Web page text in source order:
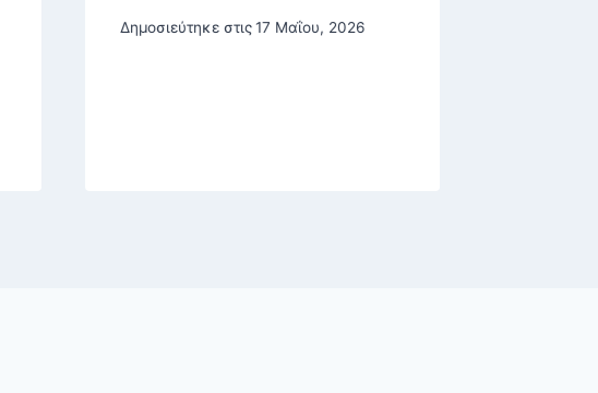
Δημοσιεύτηκε στις 17 Μαΐου, 2026